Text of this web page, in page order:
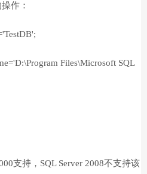
作：
Files\Microsoft SQL
支持，SQL Server 2008不支持该